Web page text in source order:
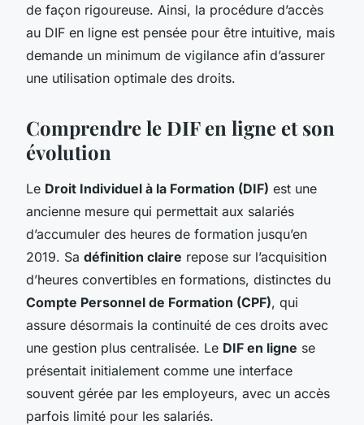
de façon rigoureuse. Ainsi, la procédure d’accès
au DIF en ligne est pensée pour être intuitive, mais
demande un minimum de vigilance afin d’assurer
une utilisation optimale des droits.
Comprendre le DIF en ligne et son
évolution
Le Droit Individuel à la Formation (DIF) est une
ancienne mesure qui permettait aux salariés
d’accumuler des heures de formation jusqu’en
2019. Sa définition claire repose sur l’acquisition
d’heures convertibles en formations, distinctes du
Compte Personnel de Formation (CPF), qui
assure désormais la continuité de ces droits avec
une gestion plus centralisée. Le DIF en ligne se
présentait initialement comme une interface
souvent gérée par les employeurs, avec un accès
parfois limité pour les salariés.